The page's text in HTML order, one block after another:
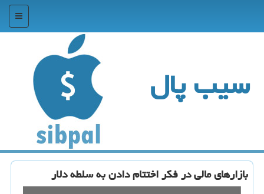
منو
سیب پال
بازارهای مالی در فكر اختتام دادن به سلطه دلار